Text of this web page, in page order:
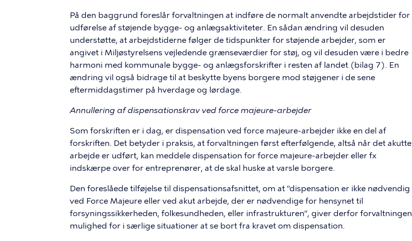
På den baggrund foreslår forvaltningen at indføre de normalt anvendte arbejdstider for
udførelse af støjende bygge- og anlægsaktiviteter. En sådan ændring vil desuden
understøtte, at arbejdstiderne følger de tidspunkter for støjende arbejder, som er
angivet i Miljøstyrelsens vejledende grænseværdier for støj, og vil desuden være i bedre
harmoni med kommunale bygge- og anlægsforskrifter i resten af landet (bilag 7). En
ændring vil også bidrage til at beskytte byens borgere mod støjgener i de sene
eftermiddagstimer på hverdage og lørdage.
Annullering af dispensationskrav ved force majeure-arbejder
Som forskriften er i dag, er dispensation ved force majeure-arbejder ikke en del af
forskriften. Det betyder i praksis, at forvaltningen først efterfølgende, altså når det akutte
arbejde er udført, kan meddele dispensation for force majeure-arbejder eller fx
indskærpe over for entreprenører, at de skal huske at varsle borgere.
Den foreslåede tilføjelse til dispensationsafsnittet, om at ”dispensation er ikke nødvendig
ved Force Majeure eller ved akut arbejde, der er nødvendige for hensynet til
forsyningssikkerheden, folkesundheden, eller infrastrukturen”, giver derfor forvaltningen
mulighed for i særlige situationer at se bort fra kravet om dispensation.